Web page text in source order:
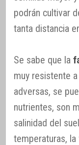
podrán cultivar
tanta distancia
Se sabe que la
muy resistente
adversas, se
nutrientes, son
salinidad del
temperaturas,